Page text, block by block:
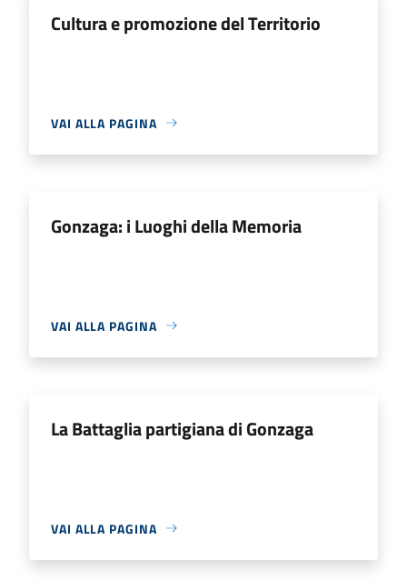
Cultura e promozione del Territorio
VAI ALLA PAGINA
Gonzaga: i Luoghi della Memoria
VAI ALLA PAGINA
La Battaglia partigiana di Gonzaga
VAI ALLA PAGINA